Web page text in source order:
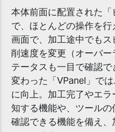
本体前面に配置された「
で、ほとんどの操作を
画面で、加工途中でも
削速度を変更（オーバ
テータスも一目で確認
変わった「VPanel」で
に向上。加工完了やエ
知する機能や、ツール
確認できる機能を備え